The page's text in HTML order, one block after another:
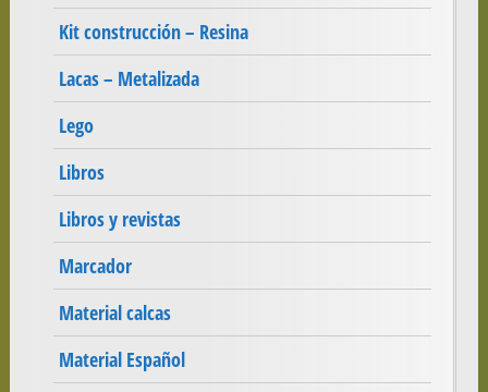
Kit construcción – Resina
Lacas – Metalizada
Lego
Libros
Libros y revistas
Marcador
Material calcas
Material Español